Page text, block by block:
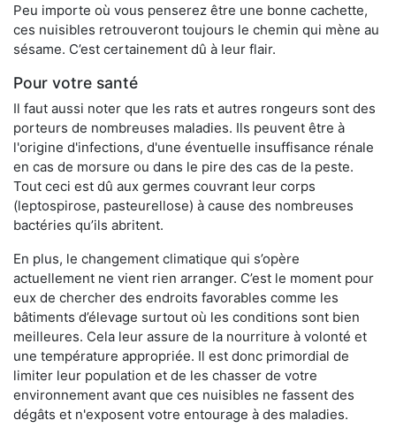
Peu importe où vous penserez être une bonne cachette,
ces nuisibles retrouveront toujours le chemin qui mène au
sésame. C’est certainement dû à leur flair.
Pour votre santé
Il faut aussi noter que les rats et autres rongeurs sont des
porteurs de nombreuses maladies. Ils peuvent être à
l'origine d'infections, d'une éventuelle insuffisance rénale
en cas de morsure ou dans le pire des cas de la peste.
Tout ceci est dû aux germes couvrant leur corps
(leptospirose, pasteurellose) à cause des nombreuses
bactéries qu’ils abritent.
En plus, le changement climatique qui s’opère
actuellement ne vient rien arranger. C’est le moment pour
eux de chercher des endroits favorables comme les
bâtiments d’élevage surtout où les conditions sont bien
meilleures. Cela leur assure de la nourriture à volonté et
une température appropriée. Il est donc primordial de
limiter leur population et de les chasser de votre
environnement avant que ces nuisibles ne fassent des
dégâts et n'exposent votre entourage à des maladies.